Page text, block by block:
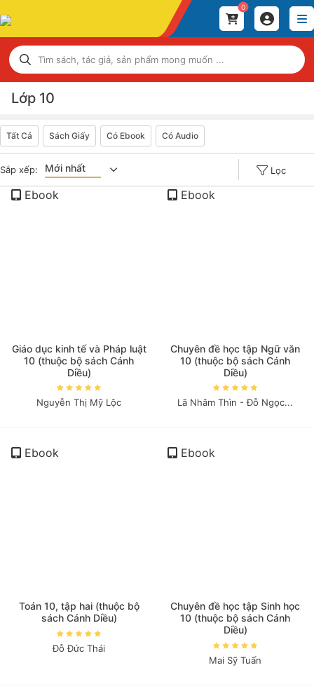
0
Lớp 10
Tất Cả Sách Giấy Có Ebook Có Audio
Sắp xếp: Mới nhất Lọc
Giá tăng đần
Ebook
Giáo dục kinh tế và Pháp luật
10 (thuộc bộ sách Cánh
Diều)
Nguyễn Thị Mỹ Lộc
Ebook
Chuyên đề học tập Ngữ văn
10 (thuộc bộ sách Cánh
Diều)
Lã Nhâm Thìn - Đỗ Ngọc...
Ebook
Toán 10, tập hai (thuộc bộ
sách Cánh Diều)
Đỗ Đức Thái
Ebook
Chuyên đề học tập Sinh học
10 (thuộc bộ sách Cánh
Diều)
Mai Sỹ Tuấn